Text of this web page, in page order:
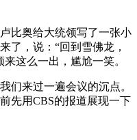
奥给大统领写了一张小
了，说：“回到雪佛龙，
这么一出，尴尬一笑。
来过一遍会议的沉点。
先用CBS的报道展现一下